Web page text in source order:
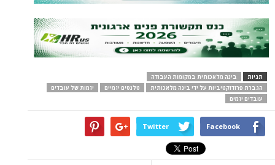
תגיות
בינה מלאכותית במקומות העבודה
הגברת פרודוקטיביות על ידי בינה מלאכותית
טלנטים יזמיים
יזמות של עובדים
עובדים יזמים
Facebook
Twitter